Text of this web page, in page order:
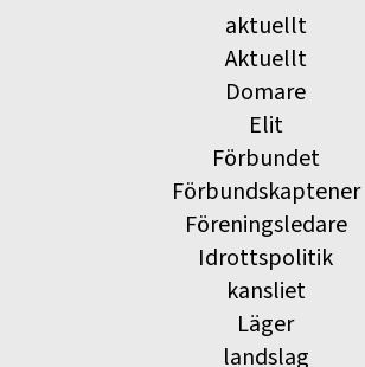
aktuellt
Aktuellt
Domare
Elit
Förbundet
Förbundskaptener
Föreningsledare
Idrottspolitik
kansliet
Läger
landslag